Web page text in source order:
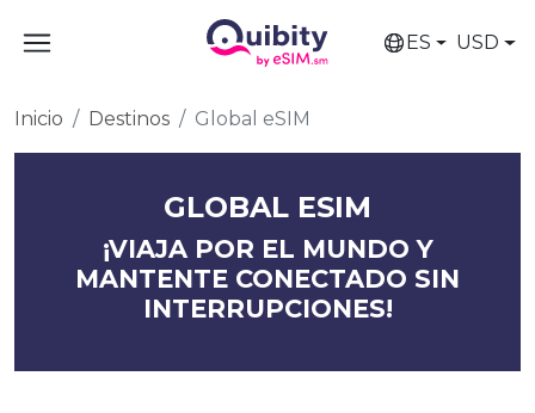
ES USD
Inicio Destinos Global eSIM
GLOBAL ESIM
¡VIAJA POR EL MUNDO Y
MANTENTE CONECTADO SIN
INTERRUPCIONES!